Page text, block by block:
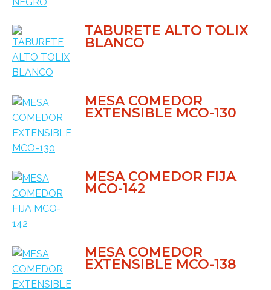
TABURETE ALTO TOLIX
BLANCO
MESA COMEDOR
EXTENSIBLE MCO-130
MESA COMEDOR FIJA
MCO-142
MESA COMEDOR
EXTENSIBLE MCO-138